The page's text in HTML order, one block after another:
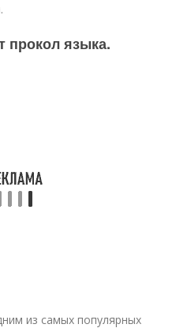
прокол языка.
из самых популярных